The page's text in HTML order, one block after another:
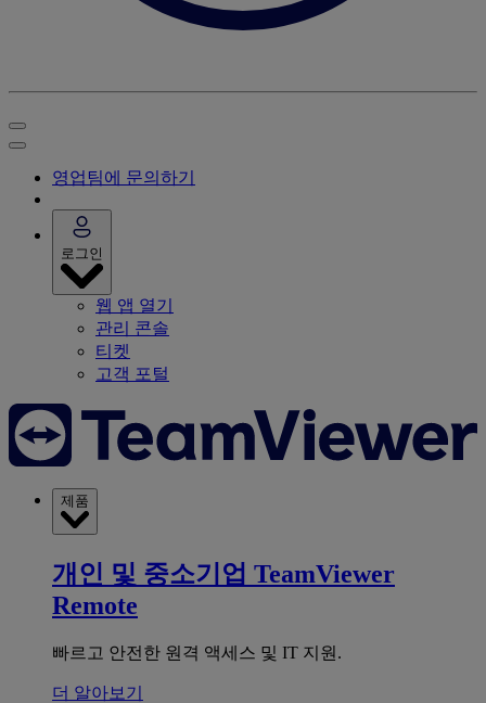
영업팀에 문의하기
로그인
웹 앱 열기
관리 콘솔
티켓
고객 포털
제품
개인 및 중소기업 TeamViewer
Remote
빠르고 안전한 원격 액세스 및 IT 지원.
더 알아보기